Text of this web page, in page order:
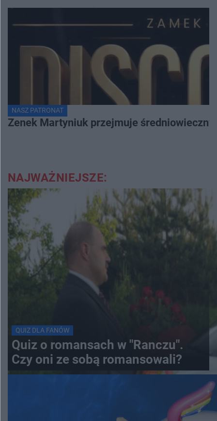
NASZ PATRONAT
Zenek Martyniuk przejmuje
NAJWAŻNIEJSZE:
QUIZ DLA FANÓW
Quiz o romansach w "Ranczu".
Czy oni ze sobą romansowali?